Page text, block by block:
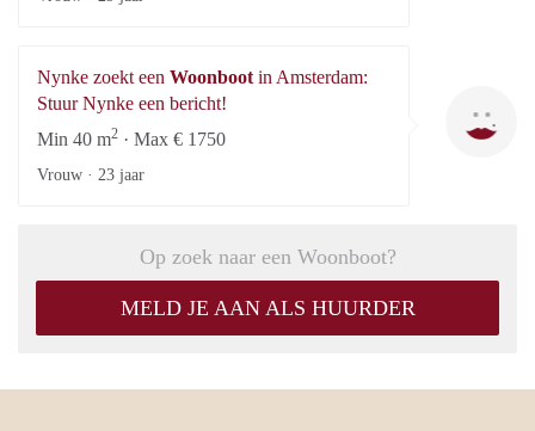
Nynke zoekt een Woonboot in Amsterdam:
Stuur Nynke een bericht!
Min 40 m2 · Max € 1750
Vrouw · 23 jaar
Op zoek naar een Woonboot?
MELD JE AAN ALS HUURDER